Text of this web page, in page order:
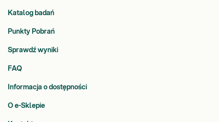
Katalog badań
Punkty Pobrań
Sprawdź wyniki
FAQ
Informacja o dostępności
O e-Sklepie